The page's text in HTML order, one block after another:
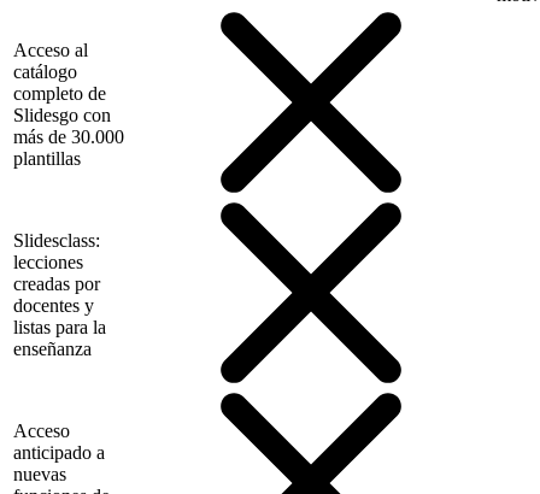
Acceso al
catálogo
completo de
Slidesgo con
más de 30.000
plantillas
Slidesclass:
lecciones
creadas por
docentes y
listas para la
enseñanza
Acceso
anticipado a
nuevas